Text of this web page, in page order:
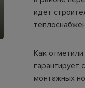
идет
Как
гарантирует
монтажных